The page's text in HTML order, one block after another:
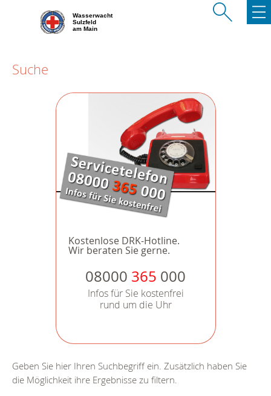
Wasserwacht
Sulzfeld
am Main
Suche
Kostenlose DRK-Hotline.
Wir beraten Sie gerne.
08000 365 000
Infos für Sie kostenfrei
rund um die Uhr
Geben Sie hier Ihren Suchbegriff ein. Zusätzlich haben Sie
die Möglichkeit ihre Ergebnisse zu filtern.